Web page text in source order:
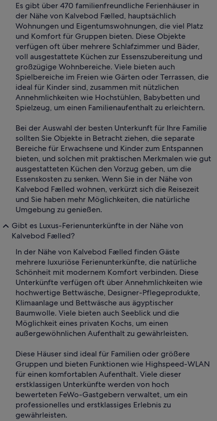
Es gibt über 470 familienfreundliche Ferienhäuser in
der Nähe von Kalvebod Fælled, hauptsächlich
Wohnungen und Eigentumswohnungen, die viel Platz
und Komfort für Gruppen bieten. Diese Objekte
verfügen oft über mehrere Schlafzimmer und Bäder,
voll ausgestattete Küchen zur Essenszubereitung und
großzügige Wohnbereiche. Viele bieten auch
Spielbereiche im Freien wie Gärten oder Terrassen, die
ideal für Kinder sind, zusammen mit nützlichen
Annehmlichkeiten wie Hochstühlen, Babybetten und
Spielzeug, um einen Familienaufenthalt zu erleichtern.
Bei der Auswahl der besten Unterkunft für Ihre Familie
sollten Sie Objekte in Betracht ziehen, die separate
Bereiche für Erwachsene und Kinder zum Entspannen
bieten, und solchen mit praktischen Merkmalen wie gut
ausgestatteten Küchen den Vorzug geben, um die
Essenskosten zu senken. Wenn Sie in der Nähe von
Kalvebod Fælled wohnen, verkürzt sich die Reisezeit
und Sie haben mehr Möglichkeiten, die natürliche
Umgebung zu genießen.
Gibt es Luxus-Ferienunterkünfte in der Nähe von
Kalvebod Fælled?
In der Nähe von Kalvebod Fælled finden Gäste
mehrere luxuriöse Ferienunterkünfte, die natürliche
Schönheit mit modernem Komfort verbinden. Diese
Unterkünfte verfügen oft über Annehmlichkeiten wie
hochwertige Bettwäsche, Designer-Pflegeprodukte,
Klimaanlage und Bettwäsche aus ägyptischer
Baumwolle. Viele bieten auch Seeblick und die
Möglichkeit eines privaten Kochs, um einen
außergewöhnlichen Aufenthalt zu gewährleisten.
Diese Häuser sind ideal für Familien oder größere
Gruppen und bieten Funktionen wie Highspeed-WLAN
für einen komfortablen Aufenthalt. Viele dieser
erstklassigen Unterkünfte werden von hoch
bewerteten FeWo-Gastgebern verwaltet, um ein
professionelles und erstklassiges Erlebnis zu
gewährleisten.